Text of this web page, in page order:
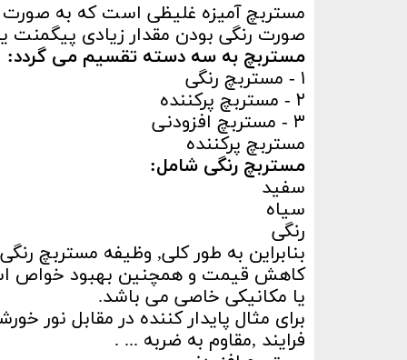
مستربچ آمیزه غلیظی است که به
صورت رنگی بودن مقدار زیادی پیگمنت یا
مستربچ به سه دسته تقسیم می گردد:
۱ - مستربچ رنگی
۲ - مستربچ پرکننده
۳ - مستربچ افزودنی
مستربچ پرکننده
مستربچ رنگی شامل:
سفید
سیاه
رنگی
بنابراین به طور کلی, وظیفه مستربچ
کاهش قیمت و همچنین بهبود خواص
یا مکانیکی خاصی می باشد.
برای مثال پایدار کننده در مقابل نور
فرایند ,مقاوم به ضربه ... .